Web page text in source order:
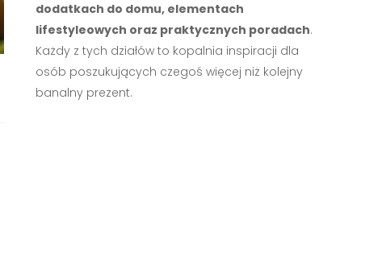
dodatkach do domu, elementach
lifestyleowych oraz praktycznych poradach.
Każdy z tych działów to kopalnia inspiracji dla
osób poszukujących czegoś więcej niż kolejny
banalny prezent.